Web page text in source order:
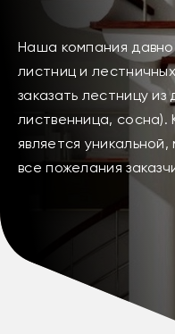
Наша компания
листниц и
заказать лестницу из
лиственница,
является
все пожелания